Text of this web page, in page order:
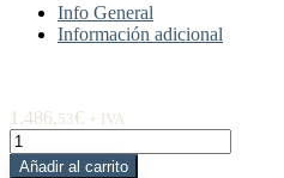
Info General
Información adicional
1.486,53€ + IVA
BJCS080AA
Boquilla
Añadir al carrito